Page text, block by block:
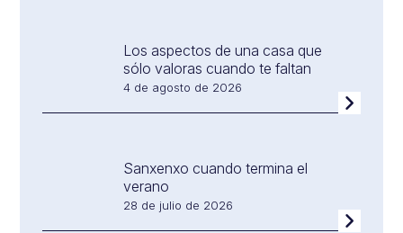
Los aspectos de una casa que
sólo valoras cuando te faltan
4 de agosto de 2026
Sanxenxo cuando termina el
verano
28 de julio de 2026